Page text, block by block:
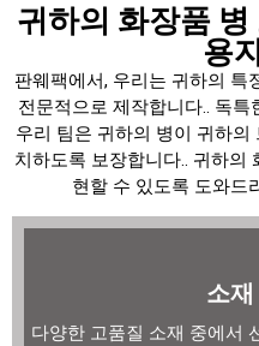
귀하의 화장품
용
판웨팩에서, 우리는 귀하의 특
전문적으로 제작합니다.. 독
우리 팀은 귀하의 병이 귀하
치하도록 보장합니다.. 귀하의
현할 수 있도록 도와드
소
다양한 고품질 소재 중에서